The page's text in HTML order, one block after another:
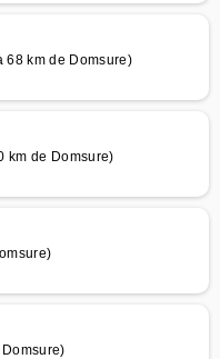
68 km de Domsure)
km de Domsure)